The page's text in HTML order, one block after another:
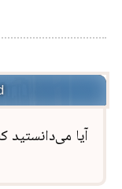
آیا می‌دانستید